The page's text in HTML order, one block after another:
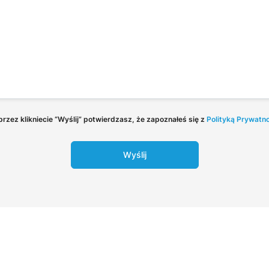
klikniecie “Wyślij” potwierdzasz, że zapoznałeś się z Polityką
Wyślij